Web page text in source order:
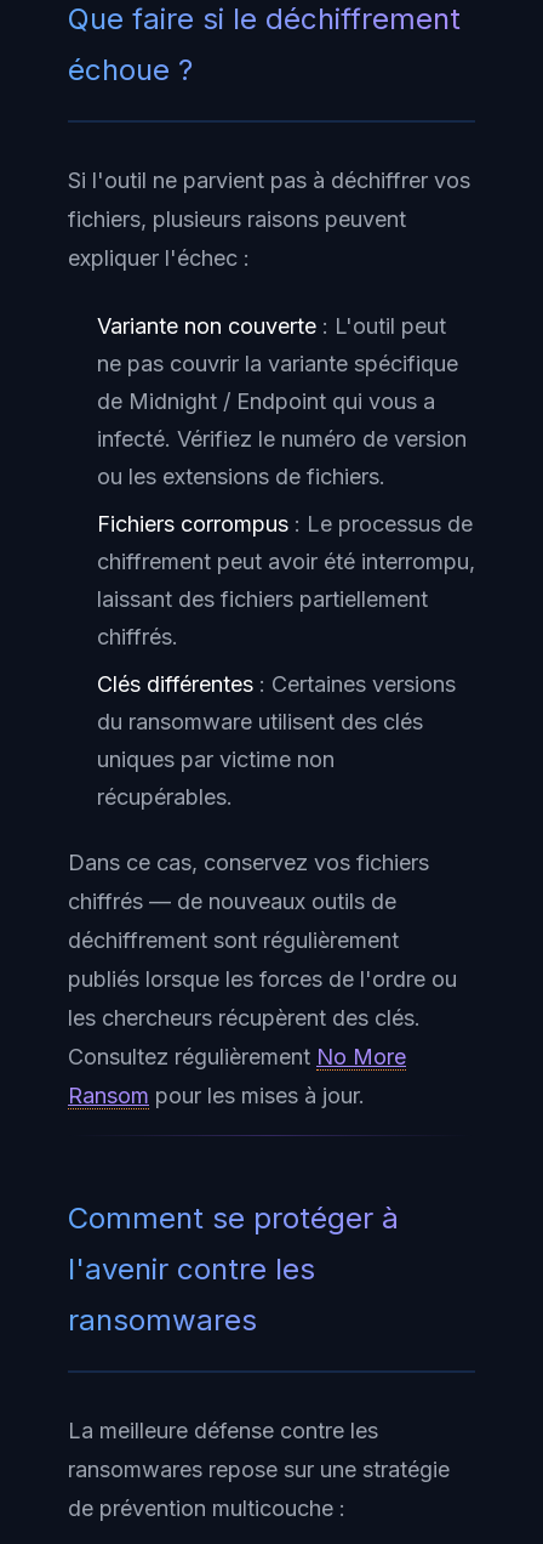
Que faire si le déchiffrement
échoue ?
Si l'outil ne parvient pas à déchiffrer vos
fichiers, plusieurs raisons peuvent
expliquer l'échec :
Variante non couverte : L'outil peut
ne pas couvrir la variante spécifique
de Midnight / Endpoint qui vous a
infecté. Vérifiez le numéro de version
ou les extensions de fichiers.
Fichiers corrompus : Le processus de
chiffrement peut avoir été interrompu,
laissant des fichiers partiellement
chiffrés.
Clés différentes : Certaines versions
du ransomware utilisent des clés
uniques par victime non
récupérables.
Dans ce cas, conservez vos fichiers
chiffrés — de nouveaux outils de
déchiffrement sont régulièrement
publiés lorsque les forces de l'ordre ou
les chercheurs récupèrent des clés.
Consultez régulièrement No More
Ransom pour les mises à jour.
Comment se protéger à
l'avenir contre les
ransomwares
La meilleure défense contre les
ransomwares repose sur une stratégie
de prévention multicouche :